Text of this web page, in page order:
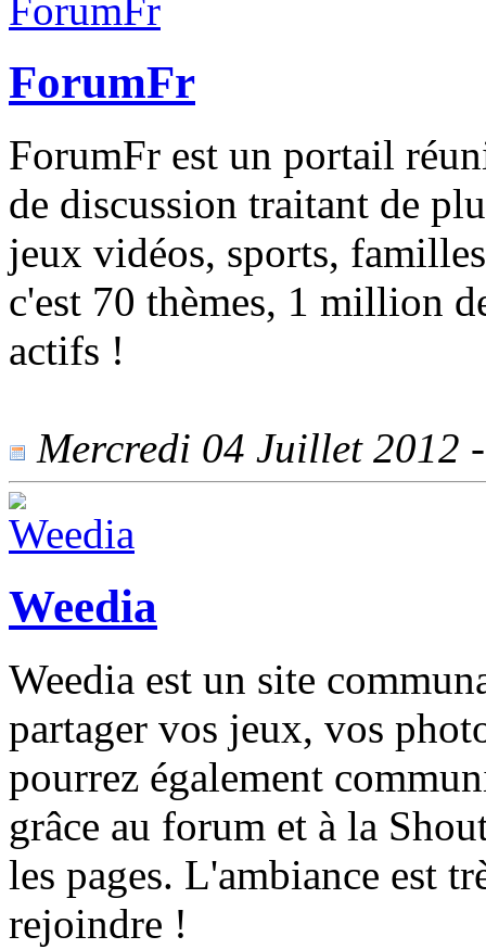
ForumFr
ForumFr est un portail
de discussion traitant de
jeux vidéos, sports,
c'est 70 thèmes, 1 million
actifs !
Mercredi 04 Juillet 2012
Weedia
Weedia est un site
partager vos jeux, vos
pourrez également
grâce au forum et à la
les pages. L'ambiance est
rejoindre !